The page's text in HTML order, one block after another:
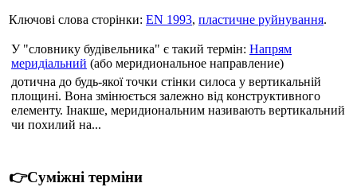
Ключові слова сторінки: EN 1993, пластичне руйнування.
У "словнику будівельника" є такий термін: Напрям
меридіальний (або меридиональное направление)
дотична до будь-якої точки стінки силоса у вертикальній
площині. Вона змінюється залежно від конструктивного
елементу. Інакше, меридиональним називають вертикальний
чи похилий на...
👉Суміжні терміни